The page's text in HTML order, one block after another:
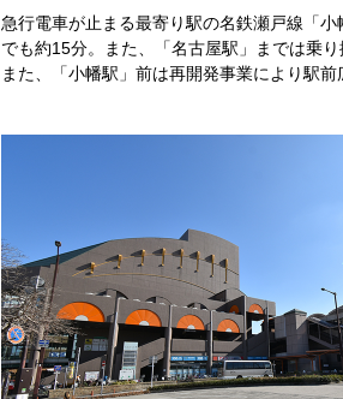
急行電車が止まる最寄り駅の名鉄瀬戸線「
でも約15分。また、「名古屋駅」までは乗
また、「小幡駅」前は再開発事業により駅